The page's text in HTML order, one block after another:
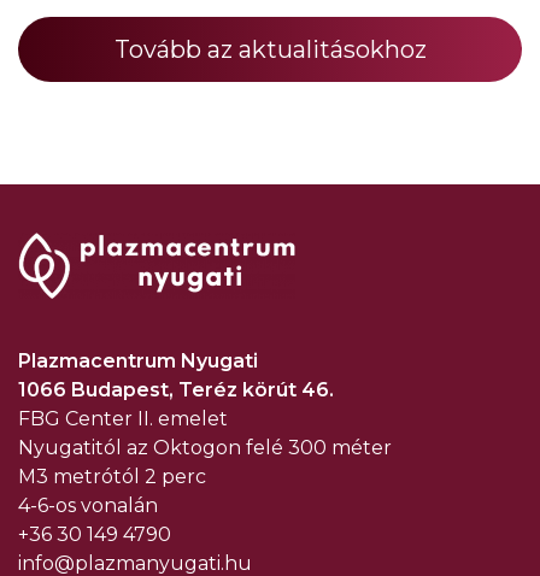
Tovább az aktualitásokhoz
Plazmacentrum Nyugati
1066 Budapest, Teréz körút 46.
FBG Center II. emelet
Nyugatitól az Oktogon felé 300 méter
M3 metrótól 2 perc
4-6-os vonalán
+36 30 149 4790
info@plazmanyugati.hu